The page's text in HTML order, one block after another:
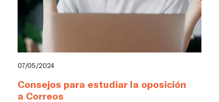
07/05/2024
Consejos para estudiar la oposición
a Correos